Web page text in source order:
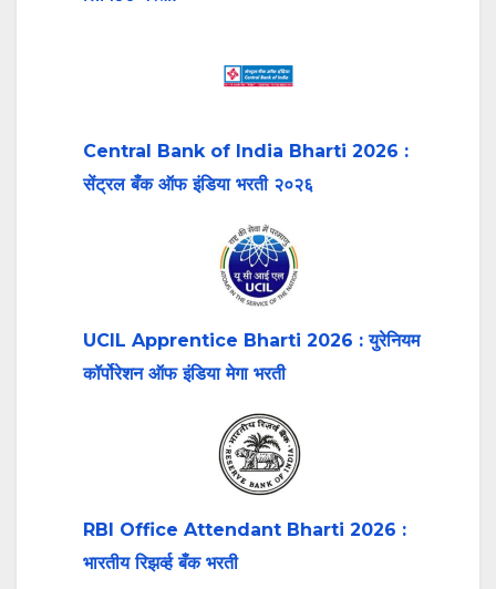
Central Bank of India Bharti 2026 :
सेंट्रल बँक ऑफ इंडिया भरती २०२६
UCIL Apprentice Bharti 2026 : युरेनियम
कॉर्पोरेशन ऑफ इंडिया मेगा भरती
RBI Office Attendant Bharti 2026 :
भारतीय रिझर्व्ह बँक भरती